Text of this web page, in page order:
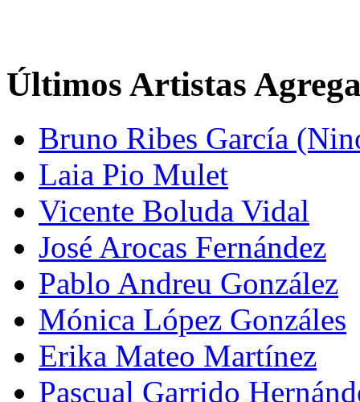
Últimos Artistas
Bruno Ribes García
Laia Pio Mulet
Vicente Boluda Vidal
José Arocas Fernández
Pablo Andreu González
Mónica López Gonzáles
Erika Mateo Martínez
Pascual Garrido